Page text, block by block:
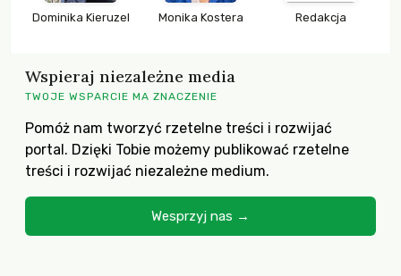
Dominika Kieruzel Monika Kostera Redakcja
Wspieraj niezależne media
TWOJE WSPARCIE MA ZNACZENIE
Pomóż nam tworzyć rzetelne treści i rozwijać
portal. Dzięki Tobie możemy publikować rzetelne
treści i rozwijać niezależne medium.
Wesprzyj nas →